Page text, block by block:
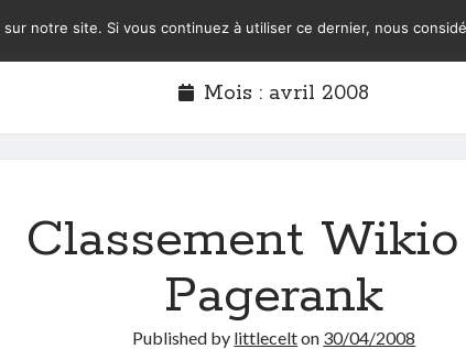
Mois : avril 2008
Classement
Pagerank
Published by littlecelton 30/04/2008
notre site. Si vous continuez à utiliser ce dernier, nous